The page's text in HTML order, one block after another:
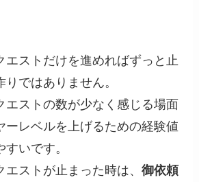
エストだけを進めればずっと止
ではありません。
エストの数が少なく感じる場面
ーレベルを上げるための経験値
いです。
エストが止まった時は、御依頼